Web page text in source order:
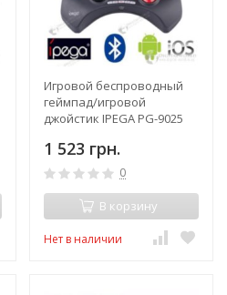
Игровой беспроводный
геймпад/игровой
джойстик IPEGA PG-9025
смартфонов
1 523 грн.
0
В корзину
Нет в наличии